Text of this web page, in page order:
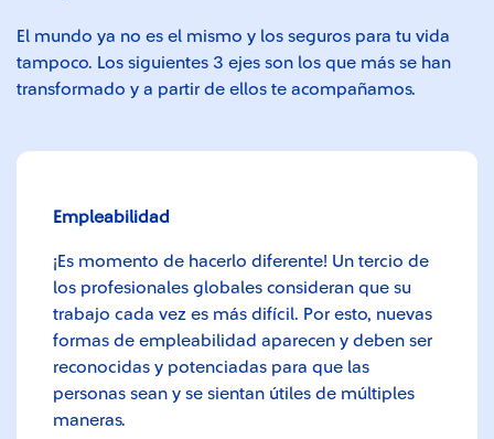
El mundo ya no es el mismo y los seguros para tu vida
tampoco. Los siguientes 3 ejes son los que más se han
transformado y a partir de ellos te acompañamos.
Empleabilidad
¡Es momento de hacerlo diferente! Un tercio de
los profesionales globales consideran que su
trabajo cada vez es más difícil. Por esto, nuevas
formas de empleabilidad aparecen y deben ser
reconocidas y potenciadas para que las
personas sean y se sientan útiles de múltiples
maneras.